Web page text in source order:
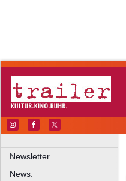
Newsletter.
News.